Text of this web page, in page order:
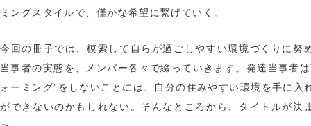
ミングスタイルで、僅かな希望に繋げていく。
今回の冊子では、模索して自らが過ごしやすい環境づくりに努
当事者の実態を、メンバー各々で綴っていきます。発達当事者
ォーミング”をしないことには、自分の住みやすい環境を手に入
ができないのかもしれない。そんなところから、タイトルが決